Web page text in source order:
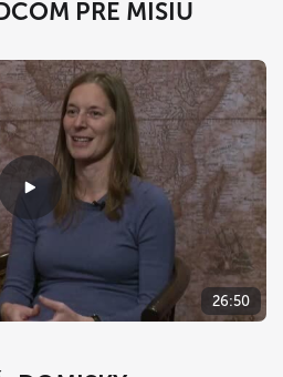
PRE MISIU
26:50